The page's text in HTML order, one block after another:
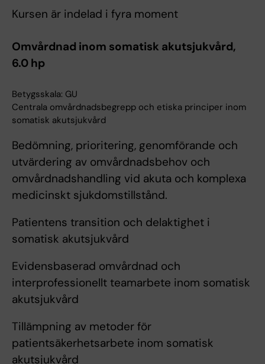
Kursen är indelad i fyra moment
Omvårdnad inom somatisk akutsjukvård,
6.0 hp
Betygsskala: GU
Centrala omvårdnadsbegrepp och etiska principer inom
somatisk akutsjukvård
Bedömning, prioritering, genomförande och
utvärdering av omvårdnadsbehov och
omvårdnadshandling vid akuta och komplexa
medicinskt sjukdomstillstånd.
Patientens transition och delaktighet i
somatisk akutsjukvård
Evidensbaserad omvårdnad och
interprofessionellt teamarbete inom somatisk
akutsjukvård
Tillämpning av metoder för
patientsäkerhetsarbete inom somatisk
akutsjukvård